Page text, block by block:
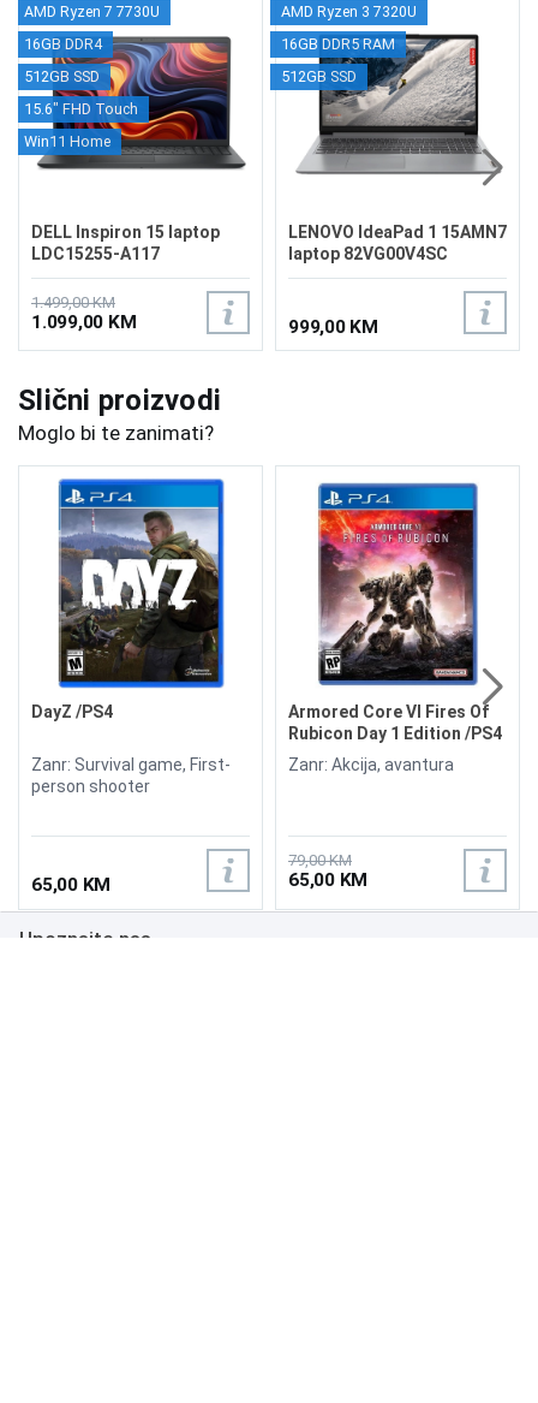
AMD Ryzen 7 7730U
16GB DDR4
512GB SSD
15.6" FHD Touch
Win11 Home
DELL Inspiron 15 laptop
LDC15255-A117
REFURBISHED
1.499,00 KM
1.099,00 KM
AMD Ryzen 3 7320U
16GB DDR5 RAM
512GB SSD
LENOVO IdeaPad 1 15AMN7
laptop 82VG00V4SC
999,00 KM
Slični proizvodi
Moglo bi te zanimati?
DayZ /PS4
Zanr: Survival game, First-
person shooter
65,00 KM
Armored Core VI Fires Of
Rubicon Day 1 Edition /PS4
Zanr: Akcija, avantura
79,00 KM
65,00 KM
Upoznajte nas